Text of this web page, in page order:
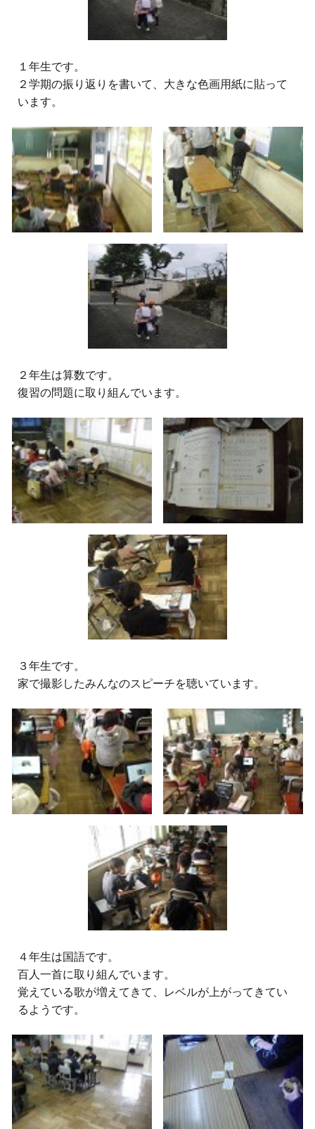
１年生です。
２学期の振り返りを書いて、大きな色画用紙に貼って
います。
２年生は算数です。
復習の問題に取り組んでいます。
３年生です。
家で撮影したみんなのスピーチを聴いています。
４年生は国語です。
百人一首に取り組んでいます。
覚えている歌が増えてきて、レベルが上がってきてい
るようです。